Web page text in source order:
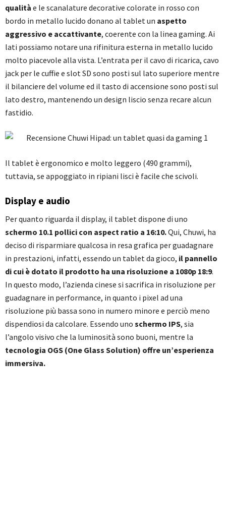
qualità e le scanalature decorative colorate in rosso con
bordo in metallo lucido donano al tablet un aspetto
aggressivo e accattivante, coerente con la linea gaming. Ai
lati possiamo notare una rifinitura esterna in metallo lucido
molto piacevole alla vista. L’entrata per il cavo di ricarica, cavo
jack per le cuffie e slot SD sono posti sul lato superiore mentre
il bilanciere del volume ed il tasto di accensione sono posti sul
lato destro, mantenendo un design liscio senza recare alcun
fastidio.
Il tablet è ergonomico e molto leggero (490 grammi),
tuttavia, se appoggiato in ripiani lisci è facile che scivoli.
Display e audio
Per quanto riguarda il display, il tablet dispone di uno
schermo 10.1 pollici con aspect ratio a 16:10.Qui, Chuwi, ha
deciso di risparmiare qualcosa in resa grafica per guadagnare
in prestazioni, infatti, essendo un tablet da gioco, il pannello
di cui è dotato il prodotto ha una risoluzione a 1080p 18:9.
In questo modo, l’azienda cinese si sacrifica in risoluzione per
guadagnare in performance, in quanto i pixel ad una
risoluzione più bassa sono in numero minore e perciò meno
dispendiosi da calcolare. Essendo uno schermo IPS, sia
l’angolo visivo che la luminosità sono buoni, mentre la
tecnologia OGS (One Glass Solution) offre un’esperienza
immersiva.